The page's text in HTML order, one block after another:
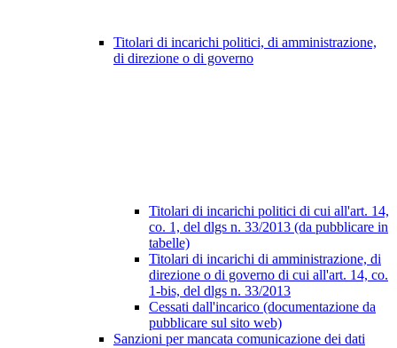
Titolari di incarichi politici, di amministrazione,
di direzione o di governo
Titolari di incarichi politici di cui all'art. 14,
co. 1, del dlgs n. 33/2013 (da pubblicare in
tabelle)
Titolari di incarichi di amministrazione, di
direzione o di governo di cui all'art. 14, co.
1-bis, del dlgs n. 33/2013
Cessati dall'incarico (documentazione da
pubblicare sul sito web)
Sanzioni per mancata comunicazione dei dati